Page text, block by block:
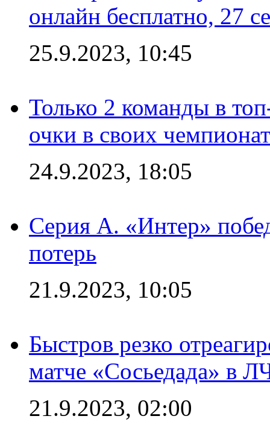
онлайн бесплатно, 27
25.9.2023, 10:45
Только 2 команды в
очки в своих
24.9.2023, 18:05
Серия А. «Интер»
потерь
21.9.2023, 10:05
Быстров резко
матче «Сосьедада» в
21.9.2023, 02:00